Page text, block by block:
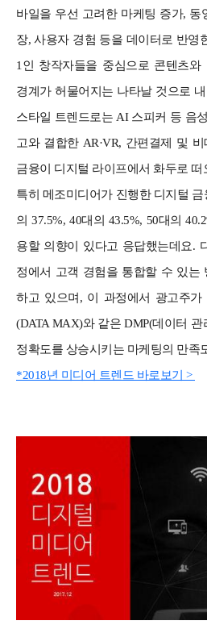
바일을 우선 고려한 마케팅 증가, 동
장, 사용자 경험 등을 데이터로 반영
1인 창작자들을 중심으로 콘텐츠
경계가 허물어지는 나타날 것으로
스타일 트렌드로는 AI 스피커 등 음
고와 결합한 AR·VR, 간편결제 및
금융이 디지털 라이프에서 화두로
특히 메조미디어가 진행한 디지털
의 37.5%, 40대의 43.5%, 50대의
용할 의향이 있다고 응답했는데요.
정에서 고객 경험을 통합할 수 있는
하고 있으며, 이 과정에서 광고주
(DATA MAX)와 같은 DMP(데이터
정확도를 상승시키는 마케팅의 만족
*2018년 미디어 트렌드 바로보기 >